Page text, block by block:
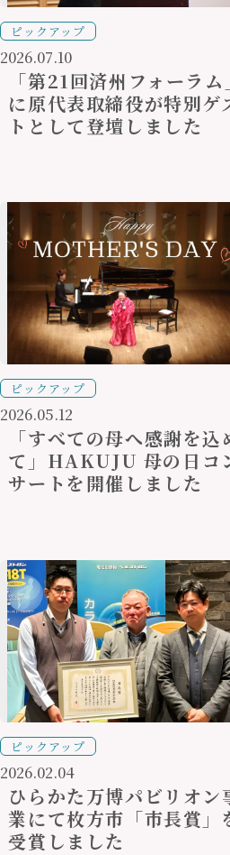
ピックアップ
2026.07.10
「第21回済州フォーラム」
に原代表取締役が特別ゲ
トとして登壇しました
ピックアップ
2026.05.12
「すべての母へ感謝を込
て」HAKUJU 母の日コ
サートを開催しました
ピックアップ
2026.02.04
ひらかた万博パビリオン
業にて枚方市「市長賞」
受賞しました